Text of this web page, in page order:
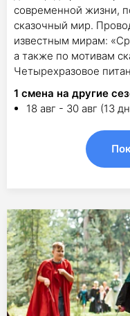
современной жизни,
сказочный мир.
известным мирам:
а также по мотивам
Четырехразовое
1 смена на другие
18 авг - 30 авг (13